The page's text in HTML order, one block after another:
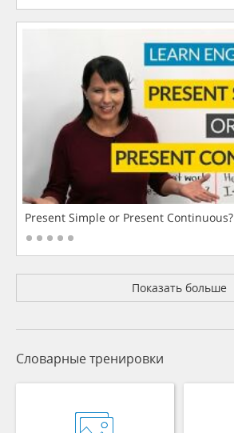
Present Simple or Present Continuous?
Показать больше
Словарные тренировки